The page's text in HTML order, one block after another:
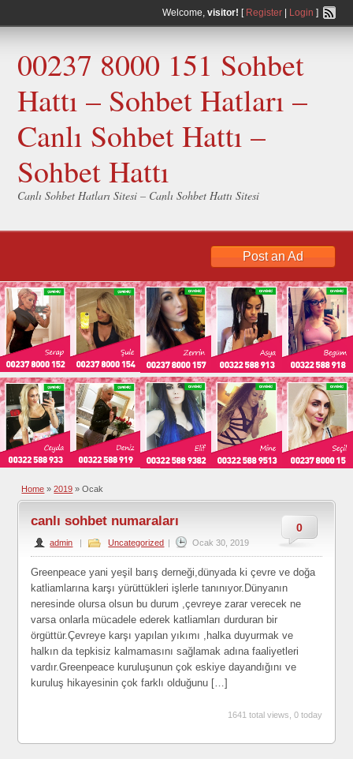
Welcome, visitor! [ Register| Login ]
00237 8000 151 Sohbet
Hattı – Sohbet Hatları –
Canlı Sohbet Hattı –
Sohbet Hattı
Canlı Sohbet Hatları Sitesi – Canlı Sohbet Hattı Sitesi
Post an Ad
Home » 2019 » Ocak
0
canlı sohbet numaraları
admin | Uncategorized | Ocak 30, 2019
Greenpeace yani yeşil barış derneği,dünyada ki çevre ve doğa
katliamlarına karşı yürüttükleri işlerle tanınıyor.Dünyanın
neresinde olursa olsun bu durum ,çevreye zarar verecek ne
varsa onlarla mücadele ederek katliamları durduran bir
örgüttür.Çevreye karşı yapılan yıkımı ,halka duyurmak ve
halkın da tepkisiz kalmamasını sağlamak adına faaliyetleri
vardır.Greenpeace kuruluşunun çok eskiye dayandığını ve
kuruluş hikayesinin çok farklı olduğunu […]
1641 total views, 0 today